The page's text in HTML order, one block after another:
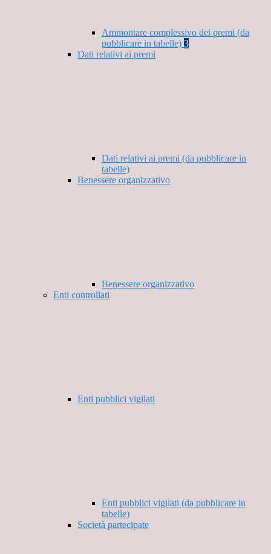
Ammontare complessivo dei premi (da
pubblicare in tabelle) 3
Dati relativi ai premi
Dati relativi ai premi (da pubblicare in
tabelle)
Benessere organizzativo
Benessere organizzativo
Enti controllati
Enti pubblici vigilati
Enti pubblici vigilati (da pubblicare in
tabelle)
Società partecipate